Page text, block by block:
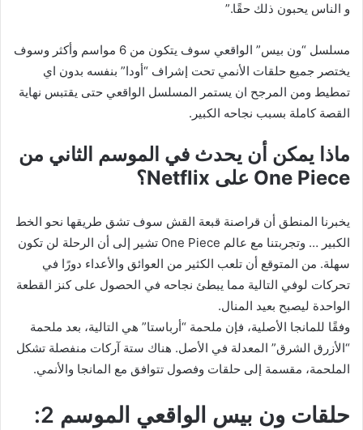
و الناس يحبون ذلك حقًا.”
مسلسل “ون بيس” الواقعي سوف يتكون من 6 مواسم وأكثر وسوف
يختصر جميع حلقات الأنمي تحت إشراف “أودا” بنفسه بدون اي
تمطيط ومن المرجح ان يستمر المسلسل الواقعي حتى يقتبس نهاية
القصة كاملة بسبب نجاحه الكبير.
ماذا يمكن أن يحدث في الموسم الثاني من
One Piece على Netflix؟
يخبرنا المنطق أن قراصنة قبعة القش سوف تشق طريقها نحو الخط
الكبير … وتجربتنا مع عالم One Piece تشير إلى أن الرحلة لن تكون
سهلة. من المتوقع أن تلعب الكثير من العوائق والأعداء دورًا في
تحركات لوفي التالية مما يبطئ نجاحه في الحصول على كنز القطعة
الواحدة ليصبح بعيد المنال.
وفقًا للمانجا الأصلية، فإن ملحمة “أرباستا” هي التالية، بعد ملحمة
“الأزرق الشرق” المعدلة في الأصل. هناك ستة آركات منفصلة تشكل
الملحمة، مقسمة إلى حلقات وفصول تتوافق مع المانجا والأنمي.
حلقات ون بيس الواقعي الموسم 2: